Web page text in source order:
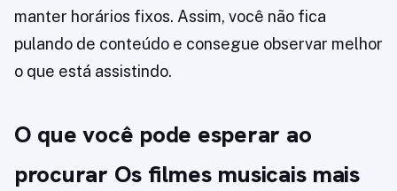
manter horários fixos. Assim, você não fica
pulando de conteúdo e consegue observar melhor
o que está assistindo.
O que você pode esperar ao
procurar Os filmes musicais mais